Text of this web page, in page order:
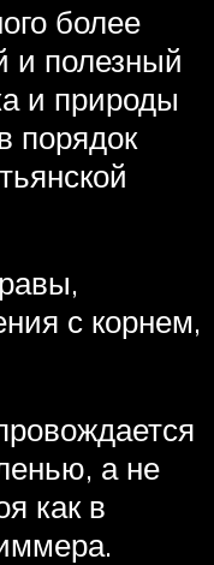
более
и полезный
и природы
порядок
с корнем,
а не
как в